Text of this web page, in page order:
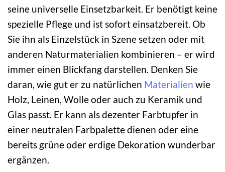
seine universelle Einsetzbarkeit. Er benötigt keine
spezielle Pflege und ist sofort einsatzbereit. Ob
Sie ihn als Einzelstück in Szene setzen oder mit
anderen Naturmaterialien kombinieren – er wird
immer einen Blickfang darstellen. Denken Sie
daran, wie gut er zu natürlichen Materialien wie
Holz, Leinen, Wolle oder auch zu Keramik und
Glas passt. Er kann als dezenter Farbtupfer in
einer neutralen Farbpalette dienen oder eine
bereits grüne oder erdige Dekoration wunderbar
ergänzen.